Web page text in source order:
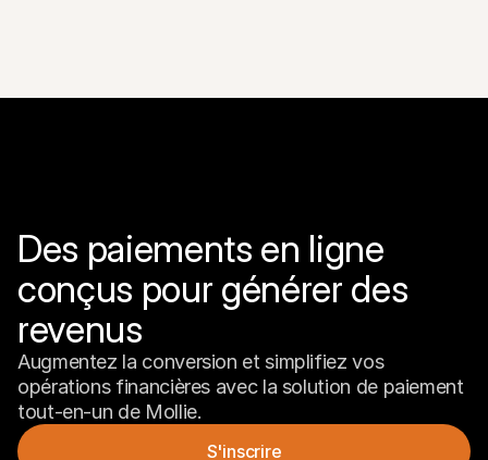
Des paiements en ligne
conçus pour générer des
revenus
Augmentez la conversion et simplifiez vos
opérations financières avec la solution de paiement
tout-en-un de Mollie.
S'inscrire